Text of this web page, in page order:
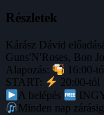
Részletek
Kárász Dávid
Guns'N'Roses, Bon
Alapozás:
16:00-
START:
20:00-tól
A belépés
Minden nap zárásig